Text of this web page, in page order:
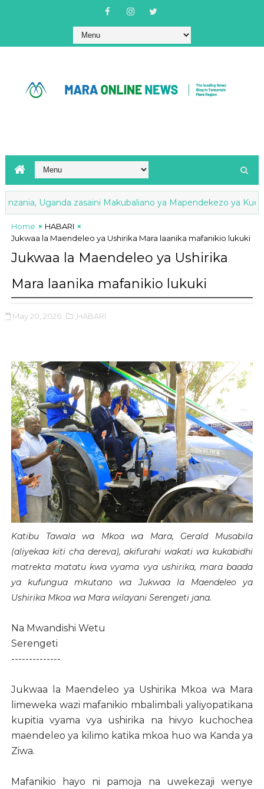
Uganda zasaini Makubaliano ya Mapendekezo ya Kuendeleza
Home
HABARI
Jukwaa la Maendeleo ya Ushirika Mara laanika mafanikio lukuki
Jukwaa la Maendeleo ya Ushirika
Mara laanika mafanikio lukuki
May 20, 2026 ,HABARI
Katibu Tawala wa Mkoa wa Mara, Gerald Musabila
(aliyekaa kiti cha dereva), akifurahi wakati wa kukabidhi
matrekta matatu kwa vyama vya ushirika, mara baada
ya kufungua mkutano wa Jukwaa la Maendeleo ya
Ushirika Mkoa wa Mara wilayani Serengeti jana.
Na Mwandishi Wetu
Serengeti
--------------
Jukwaa la Maendeleo ya Ushirika Mkoa wa Mara
limeweka wazi mafanikio mbalimbali yaliyopatikana
kupitia vyama vya ushirika na hivyo kuchochea
maendeleo ya kilimo katika mkoa huo wa Kanda ya
Ziwa.
Mafanikio hayo ni pamoja na uwekezaji wenye